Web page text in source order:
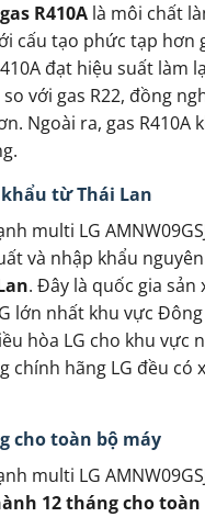
gas R410A là môi chất
cấu tạo phức tạp hơn
đạt hiệu suất làm
với gas R22, đồng
Ngoài ra, gas R410A
từ Thái Lan
multi LG
và nhập khẩu
. Đây là quốc gia sản
lớn nhất khu vực Đông
hòa LG cho khu vực
chính hãng LG đều có
cho toàn bộ máy
multi LG
12 tháng cho